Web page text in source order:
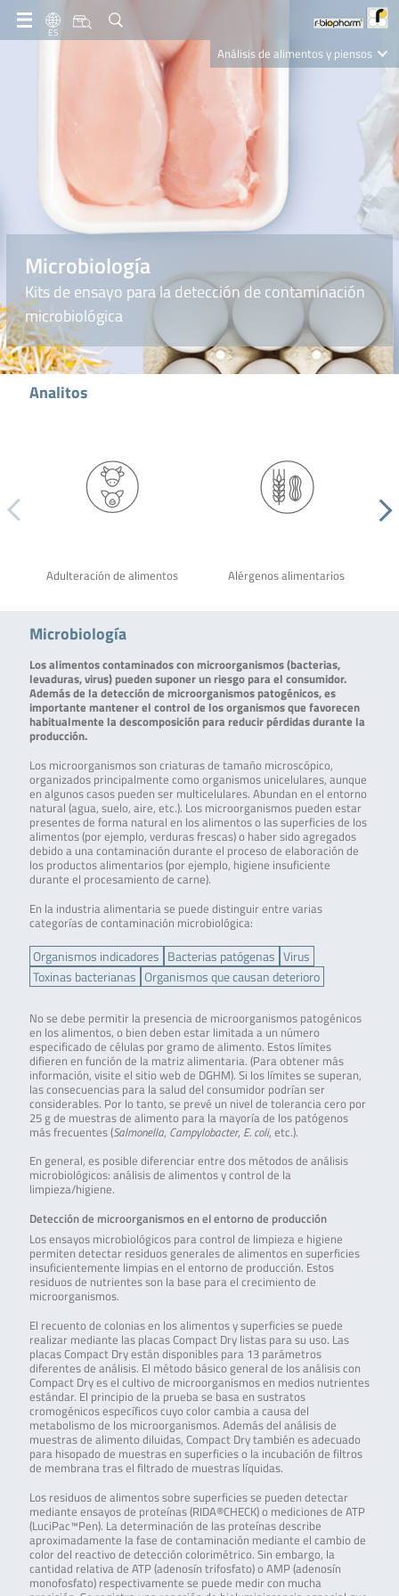
ES
Análisis de alimentos y piensos
Clinical Diagnostics
Nutrition Care
Microbiología
Kits de ensayo para la detección de contaminación
microbiológica
Analitos
Adulteración de alimentos Alérgenos alimentarios
Microbiología
Los alimentos contaminados con microorganismos (bacterias,
levaduras, virus) pueden suponer un riesgo para el consumidor.
Además de la detección de microorganismos patogénicos, es
importante mantener el control de los organismos que favorecen
habitualmente la descomposición para reducir pérdidas durante la
producción.
Los microorganismos son criaturas de tamaño microscópico,
organizados principalmente como organismos unicelulares, aunque
en algunos casos pueden ser multicelulares. Abundan en el entorno
natural (agua, suelo, aire, etc.). Los microorganismos pueden estar
presentes de forma natural en los alimentos o las superficies de los
alimentos (por ejemplo, verduras frescas) o haber sido agregados
debido a una contaminación durante el proceso de elaboración de
los productos alimentarios (por ejemplo, higiene insuficiente
durante el procesamiento de carne).
En la industria alimentaria se puede distinguir entre varias
categorías de contaminación microbiológica:
Organismos indicadores Bacterias patógenas Virus
Toxinas bacterianas Organismos que causan deterioro
No se debe permitir la presencia de microorganismos patogénicos
en los alimentos, o bien deben estar limitada a un número
especificado de células por gramo de alimento. Estos límites
difieren en función de la matriz alimentaria. (Para obtener más
información, visite el sitio web de DGHM). Si los límites se superan,
las consecuencias para la salud del consumidor podrían ser
considerables. Por lo tanto, se prevé un nivel de tolerancia cero por
25 g de muestras de alimento para la mayoría de los patógenos
más frecuentes (Salmonella, Campylobacter, E. coli, etc.).
En general, es posible diferenciar entre dos métodos de análisis
microbiológicos: análisis de alimentos y control de la
limpieza/higiene.
Detección de microorganismos en el entorno de producción
Los ensayos microbiológicos para control de limpieza e higiene
permiten detectar residuos generales de alimentos en superficies
insuficientemente limpias en el entorno de producción. Estos
residuos de nutrientes son la base para el crecimiento de
microorganismos.
El recuento de colonias en los alimentos y superficies se puede
realizar mediante las placas Compact Dry listas para su uso. Las
placas Compact Dry están disponibles para 13 parámetros
diferentes de análisis. El método básico general de los análisis con
Compact Dry es el cultivo de microorganismos en medios nutrientes
estándar. El principio de la prueba se basa en sustratos
cromogénicos específicos cuyo color cambia a causa del
metabolismo de los microorganismos. Además del análisis de
muestras de alimento diluidas, Compact Dry también es adecuado
para hisopado de muestras en superficies o la incubación de filtros
de membrana tras el filtrado de muestras líquidas.
Los residuos de alimentos sobre superficies se pueden detectar
mediante ensayos de proteínas (RIDA®CHECK) o mediciones de ATP
(LuciPac™Pen). La determinación de las proteínas describe
aproximadamente la fase de contaminación mediante el cambio de
color del reactivo de detección colorimétrico. Sin embargo, la
cantidad relativa de ATP (adenosín trifosfato) o AMP (adenosín
monofosfato) respectivamente se puede medir con mucha